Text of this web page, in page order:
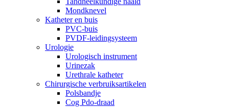
Mondknevel
Katheter en buis
PVC-buis
PVDF-leidingsysteem
Urologie
Urologisch instrument
Urinezak
Urethrale katheter
Chirurgische verbruiksartikelen
Polsbandje
Cog Pdo-draad